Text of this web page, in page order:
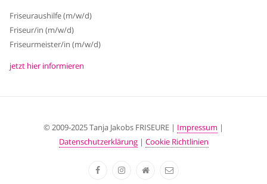
Friseuraushilfe (m/w/d)
Friseur/in (m/w/d)
Friseurmeister/in (m/w/d)
jetzt hier informieren
© 2009-2025 Tanja Jakobs FRISEURE | Impressum |
Datenschutzerklärung| Cookie Richtlinien